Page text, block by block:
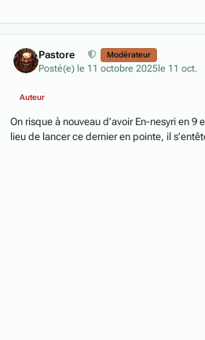
Pastore Modérateur
Posté(e) le 11 octobre 2025le 11 oct.
Auteur
On risque à nouveau d’avoir En-nesyri en 9
lieu de lancer ce dernier en pointe, il